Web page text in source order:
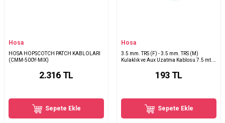
Hosa
HOSA HOPSCOTCH PATCH KABLOLARI
(CMM-500Y-MIX)
2.316 TL
Sepete Ekle
Hosa
3.5 mm. TRS (F) - 3.5 mm. TRS (M)
Kulaklık ve Aux Uzatma Kablosu 7.5 mt.
193 TL
Sepete Ekle